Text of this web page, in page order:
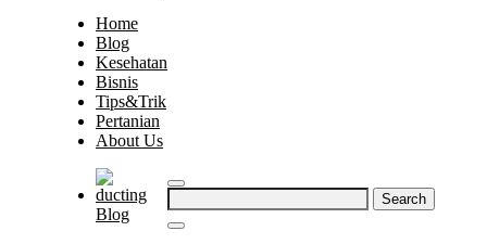
Home
Blog
Kesehatan
Bisnis
Tips&Trik
Pertanian
About Us
Search
for:
Blog